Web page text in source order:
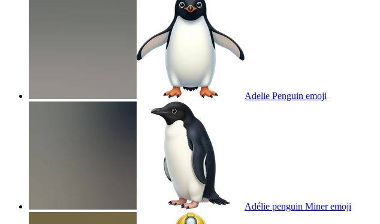
Adelie Penguin emoji
Adélie penguin Mineremoji